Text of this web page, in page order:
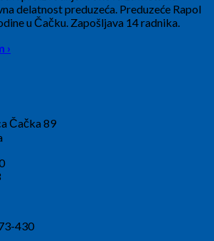
delatnost preduzeća. Preduzeće Rapol
u Čačku. Zapošljava 14 radnika.
›
Čačka 89
430